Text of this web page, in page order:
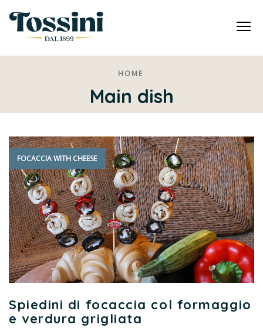
HOME
Main dish
FOCACCIA WITH CHEESE
Spiedini di focaccia col formaggio
e verdura grigliata